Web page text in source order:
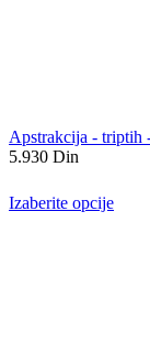
Apstrakcija - triptih
5.930 Din
Izaberite opcije